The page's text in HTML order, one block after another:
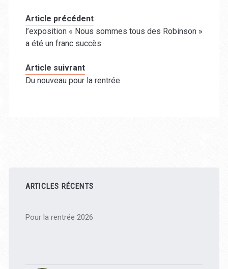
Article précédent
l’exposition « Nous sommes tous des Robinson »
a été un franc succès
Article suivrant
Du nouveau pour la rentrée
latérale
principale
ARTICLES RÉCENTS
Pour la rentrée 2026